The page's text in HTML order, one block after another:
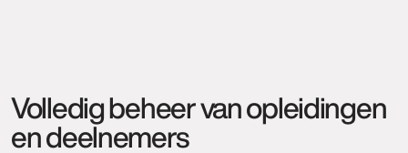
Volledig beheer van opleidingen
en deelnemers